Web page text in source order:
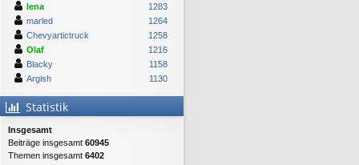
lena
1283
marled
1264
Chevyartictruck
1258
Olaf
1216
Blacky
1158
Argish
1130
Statistik
Insgesamt
Beiträge insgesamt 60945
Themen insgesamt 6402